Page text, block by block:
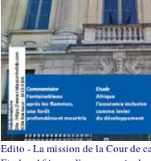
Edito - La mission de la Cour de